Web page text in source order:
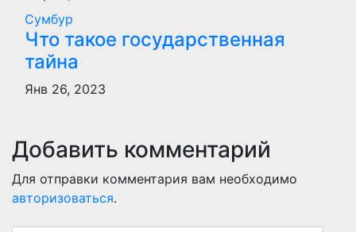
Сумбур
Что такое государственная
тайна
Янв 26, 2023
Добавить комментарий
Для отправки комментария вам необходимо
авторизоваться.